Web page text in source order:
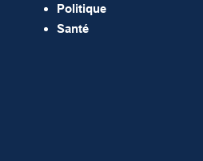
Politique
Santé